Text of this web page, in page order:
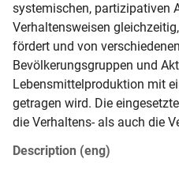
systemischen, partizipativen
Verhaltensweisen
fördert und von
Bevölkerungsgruppen und
Lebensmittelproduktion mit
getragen wird. Die
die Verhaltens- als auch die
Description (eng)